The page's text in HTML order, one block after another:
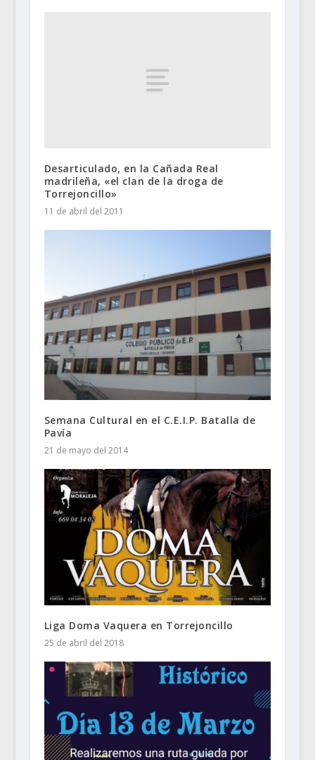
Desarticulado, en la Cañada Real
madrileña, «el clan de la droga de
Torrejoncillo»
11 de abril del 2011
Semana Cultural en el C.E.I.P. Batalla de
Pavía
21 de mayo del 2014
Liga Doma Vaquera en Torrejoncillo
25 de abril del 2018